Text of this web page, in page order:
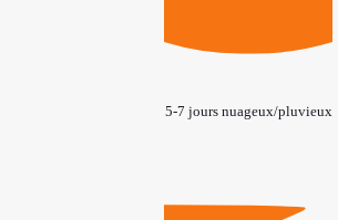
5-7 jours nuageux/pluvieux